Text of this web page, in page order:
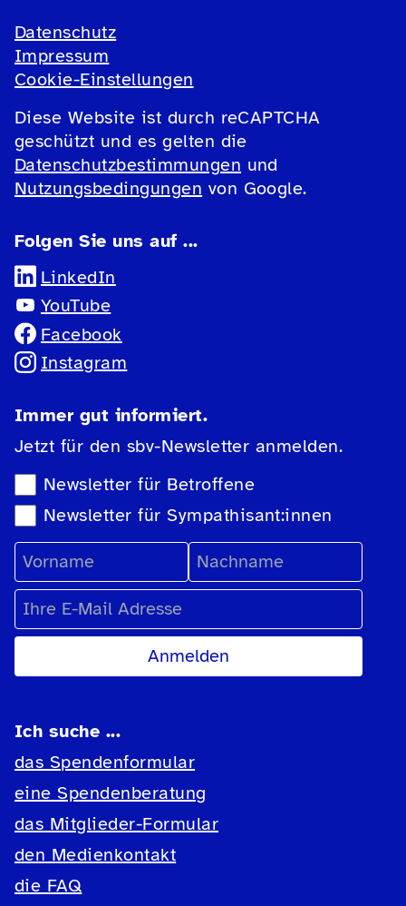
Datenschutz
Impressum
Cookie-Einstellungen
Diese Website ist durch reCAPTCHA
geschützt und es gelten die
Datenschutzbestimmungen und
Nutzungsbedingungen von Google.
Folgen Sie uns auf ...
LinkedIn
YouTube
Facebook
Instagram
Immer gut informiert.
Jetzt für den sbv-Newsletter anmelden.
Newsletter-Auswahl
Newsletter für Betroffene
Newsletter für Sympathisant:innen
Vorname
Nachname
E-Mail Adresse
Ich suche ...
das Spendenformular
eine Spendenberatung
das Mitglieder-Formular
den Medienkontakt
die FAQ